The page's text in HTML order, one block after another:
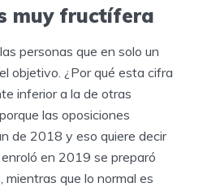
muy fructífera
personas que en solo un
objetivo. ¿Por qué esta cifra
inferior a la de otras
las oposiciones
de 2018 y eso quiere decir
en 2019 se preparó
mientras que lo normal es